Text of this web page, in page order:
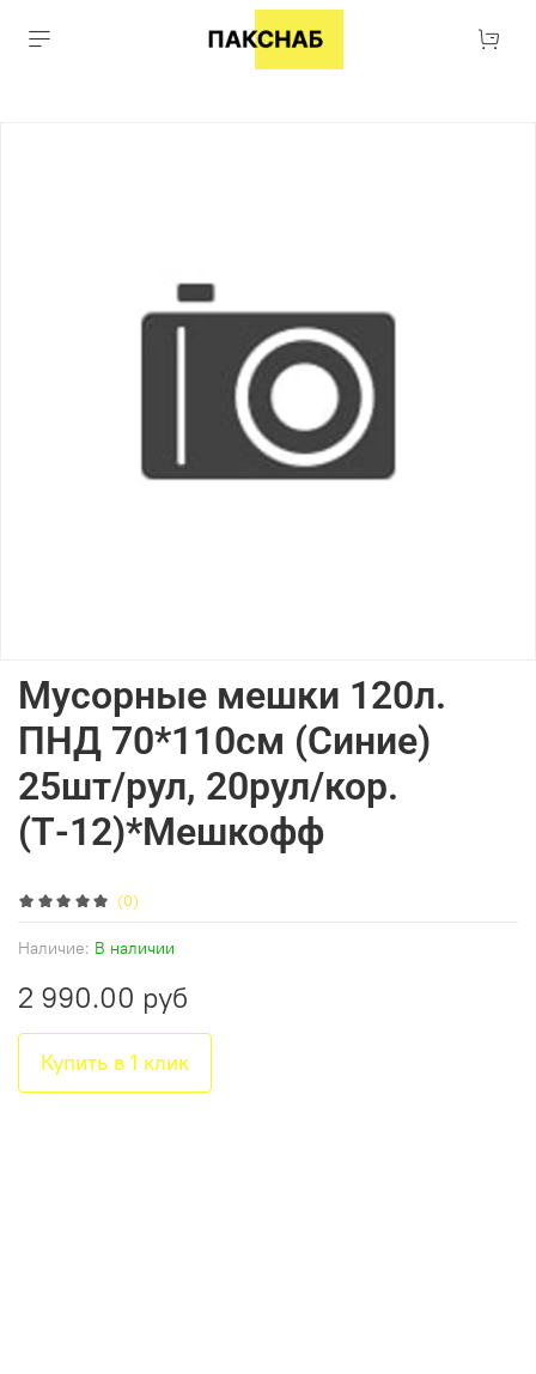
(0)
Наличие: В наличии
Мусорные мешки 120л.
ПНД 70*110см (Синие)
25шт/рул, 20рул/кор.
(Т-12)*Мешкофф
2 990.00 руб
Купить в 1 клик